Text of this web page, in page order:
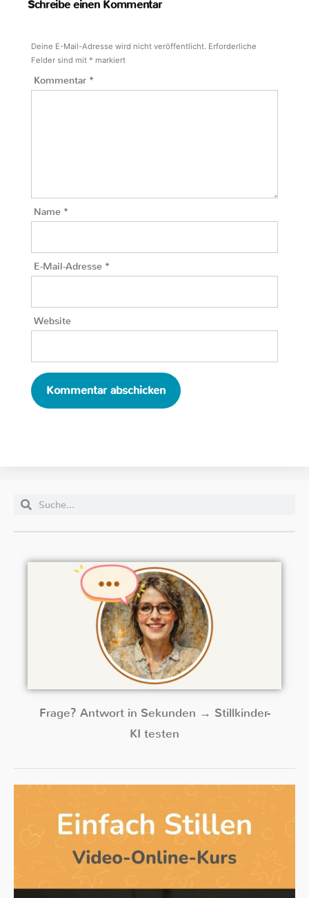
Schreibe einen Kommentar
Deine E-Mail-Adresse wird nicht veröffentlicht. Erforderliche
Felder sind mit * markiert
Kommentar *
Name *
E-Mail-Adresse *
Website
Frage? Antwort in Sekunden → Stillkinder-
KI testen